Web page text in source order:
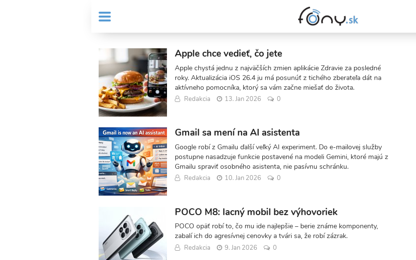
MENU
Header
menu
User
account
menu
Články
Fony.sk
Apple chce vedieť, čo jete
Apple chystá jednu z najväčších zmien aplikácie Zdravie za posledné
roky. Aktualizácia iOS 26.4 ju má posunúť z tichého zberateľa dát na
aktívneho pomocníka, ktorý sa vám začne miešať do života.
Redakcia 13. Jan 2026 0
Gmail sa mení na AI asistenta
Google robí z Gmailu ďalší veľký AI experiment. Do e-mailovej služby
postupne nasadzuje funkcie postavené na modeli Gemini, ktoré majú z
Gmailu spraviť osobného asistenta, nie pasívnu schránku.
Redakcia 10. Jan 2026 0
POCO M8: lacný mobil bez výhovoriek
POCO opäť robí to, čo mu ide najlepšie – berie známe komponenty,
zabalí ich do agresívnej cenovky a tvári sa, že robí zázrak.
Redakcia 9. Jan 2026 0